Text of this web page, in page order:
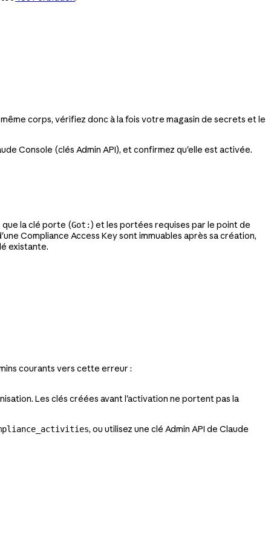
corps, vérifiez donc à la fois votre magasin de secrets et le
Console (clés Admin API), et confirmez qu'elle est activée.
la clé porte (Got: ) et les portées requises par le point de
Compliance Access Key sont immuables après sa création,
existante.
courants vers cette erreur :
Les clés créées avant l'activation ne portent pas la
, ou utilisez une clé Admin API de Claude